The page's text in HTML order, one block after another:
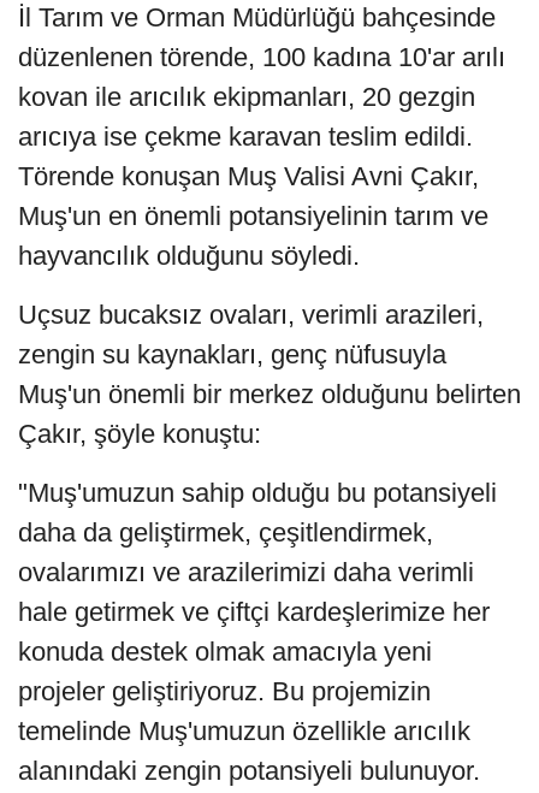
İl Tarım ve Orman Müdürlüğü bahçesinde
düzenlenen törende, 100 kadına 10'ar arılı
kovan ile arıcılık ekipmanları, 20 gezgin
arıcıya ise çekme karavan teslim edildi.
Törende konuşan Muş Valisi Avni Çakır,
Muş'un en önemli potansiyelinin tarım ve
hayvancılık olduğunu söyledi.
Uçsuz bucaksız ovaları, verimli arazileri,
zengin su kaynakları, genç nüfusuyla
Muş'un önemli bir merkez olduğunu belirten
Çakır, şöyle konuştu:
"Muş'umuzun sahip olduğu bu potansiyeli
daha da geliştirmek, çeşitlendirmek,
ovalarımızı ve arazilerimizi daha verimli
hale getirmek ve çiftçi kardeşlerimize her
konuda destek olmak amacıyla yeni
projeler geliştiriyoruz. Bu projemizin
temelinde Muş'umuzun özellikle arıcılık
alanındaki zengin potansiyeli bulunuyor.